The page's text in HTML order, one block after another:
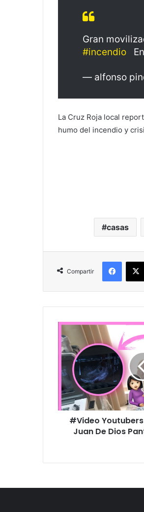
Gran
#incendio En
— alfonso
La Cruz Roja local
humo del incendio y
casas
Compartir
#
V
d
e
Y
o
u
r
#Video
Juan De Dios